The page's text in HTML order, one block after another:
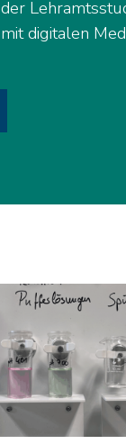
digitalen